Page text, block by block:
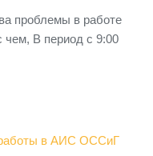
проблемы в работе
чем, В период с 9:00